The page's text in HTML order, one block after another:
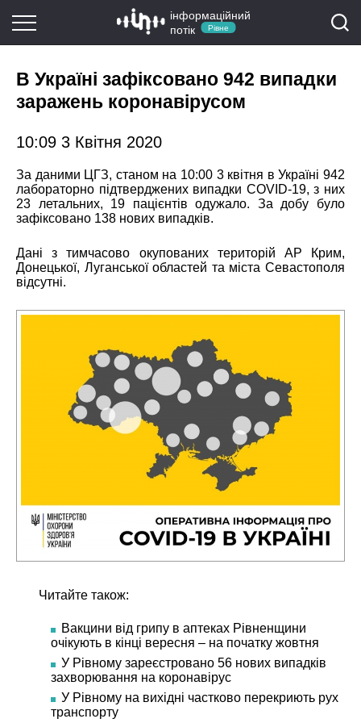
інформаційний
потік
Рівне
В Україні зафіксовано 942 випадки
заражень коронавірусом
10:09 3 Квітня 2020
За даними ЦГЗ, станом на 10:00 3 квітня в Україні 942
лабораторно підтверджених випадки COVID-19, з них
23 летальних, 19 пацієнтів одужало. За добу було
зафіксовано 138 нових випадків.
Дані з тимчасово окупованих територій АР Крим,
Донецької, Луганської областей та міста Севастополя
відсутні.
Читайте також:
Вакцини від грипу в аптеках Рівненщини
очікують в кінці вересня – на початку жовтня
У Рівному зареєстровано 56 нових випадків
захворювання на коронавірус
У Рівному на вихідні частково перекриють рух
транспорту